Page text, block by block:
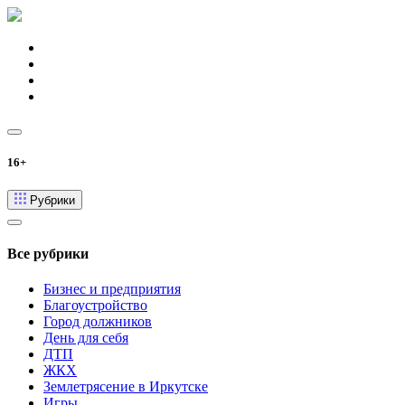
16+
Рубрики
Все рубрики
Бизнес и предприятия
Благоустройство
Город должников
День для себя
ДТП
ЖКХ
Землетрясение в Иркутске